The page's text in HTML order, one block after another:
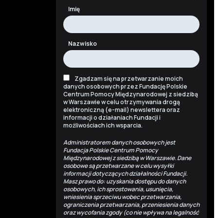
Imię
Nazwisko
Zgadzam się na przetwarzanie moich
danych osobowych przez Fundację Polskie
Centrum Pomocy Międzynarodowej z siedzibą
w Warszawie w celu otrzymywania drogą
elektroniczną (e-mail) newslettera oraz
informacji o działaniach Fundacji i
możliwościach ich wsparcia.
Administratorem danych osobowych jest
Fundacja Polskie Centrum Pomocy
Międzynarodowej z siedzibą w Warszawie. Dane
osobowe są przetwarzane w celu wysyłki
informacji dotyczących działalności Fundacji.
Masz prawo do: uzyskania dostępu do danych
osobowych, ich sprostowania, usunięcia,
wniesienia sprzeciwu wobec przetwarzania,
ograniczenia przetwarzania, przeniesienia danych
oraz wycofania zgody (co nie wpływa na legalność